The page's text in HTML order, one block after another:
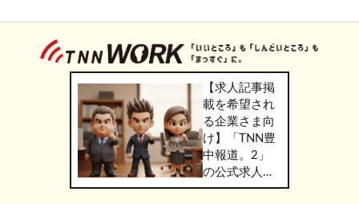
【求人記事掲
載を希望され
る企業さま向
け】「TNN豊
中報道。2」
の公式求人情
報サービス